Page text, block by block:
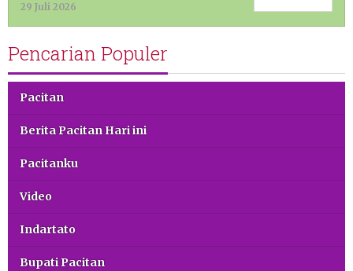
29 Juli 2026
Pencarian Populer
Pacitan
Berita Pacitan Hari ini
Pacitanku
Video
Indartato
Bupati Pacitan